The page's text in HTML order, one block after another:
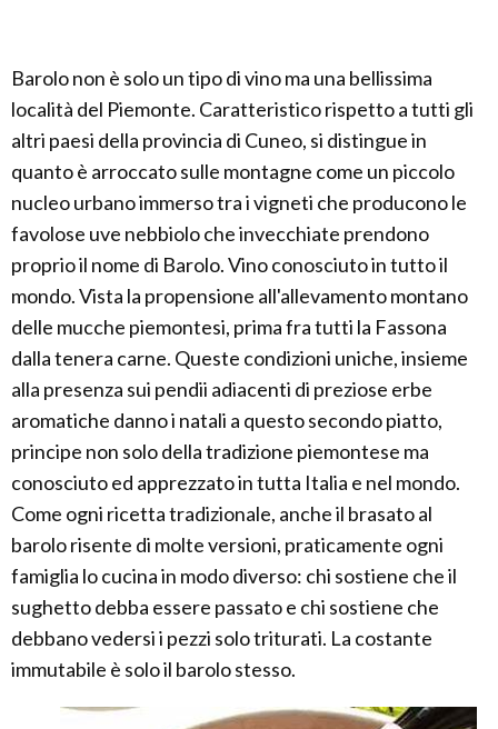
Barolo non è solo un tipo di vino ma una bellissima
località del Piemonte. Caratteristico rispetto a tutti gli
altri paesi della provincia di Cuneo, si distingue in
quanto è arroccato sulle montagne come un piccolo
nucleo urbano immerso tra i vigneti che producono le
favolose uve nebbiolo che invecchiate prendono
proprio il nome di Barolo. Vino conosciuto in tutto il
mondo. Vista la propensione all'allevamento montano
delle mucche piemontesi, prima fra tutti la Fassona
dalla tenera carne. Queste condizioni uniche, insieme
alla presenza sui pendii adiacenti di preziose erbe
aromatiche danno i natali a questo secondo piatto,
principe non solo della tradizione piemontese ma
conosciuto ed apprezzato in tutta Italia e nel mondo.
Come ogni ricetta tradizionale, anche il brasato al
barolo risente di molte versioni, praticamente ogni
famiglia lo cucina in modo diverso: chi sostiene che il
sughetto debba essere passato e chi sostiene che
debbano vedersi i pezzi solo triturati. La costante
immutabile è solo il barolo stesso.